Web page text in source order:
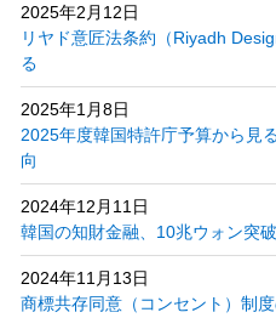
2025年2月12日
リヤド意匠法条約（Riyadh
る
2025年1月8日
2025年度韓国特許庁予算から見
向
2024年12月11日
韓国の知財金融、10兆ウォン突破
2024年11月13日
商標共存同意（コンセント）制